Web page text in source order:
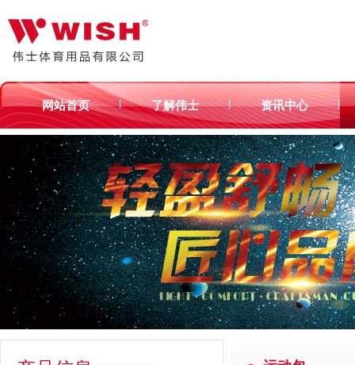
网站首页 | 了解伟士 | 资讯中心 |